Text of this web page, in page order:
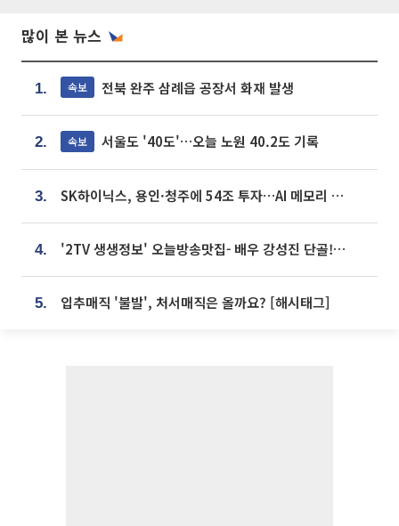
많이 본 뉴스
1. 속보 전북 완주 삼례읍 공장서 화재 발생
2. 속보 서울도 '40도'…오늘 노원 40.2도 기록
3. SK하이닉스, 용인·청주에 54조 투자…AI 메모리 생산기지 키운다
4. '2TV 생생정보' 오늘방송맛집- 배우 강성진 단골! 쌀국수ㆍ푸팟퐁 커리 맛집 '블○○○'
5. 입추매직 '불발', 처서매직은 올까요? [해시태그]